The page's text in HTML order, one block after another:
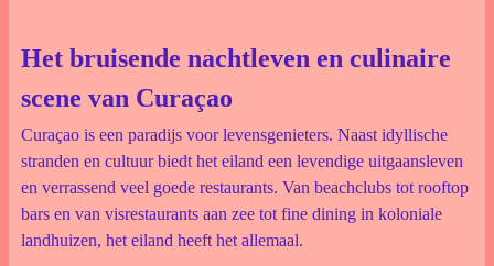
Het bruisende nachtleven en culinaire
scene van Curaçao
Curaçao is een paradijs voor levensgenieters. Naast idyllische
stranden en cultuur biedt het eiland een levendige uitgaansleven
en verrassend veel goede restaurants. Van beachclubs tot rooftop
bars en van visrestaurants aan zee tot fine dining in koloniale
landhuizen, het eiland heeft het allemaal.